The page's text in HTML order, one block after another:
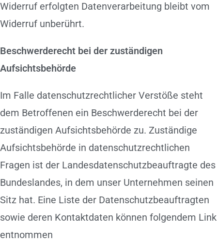
Widerruf erfolgten Datenverarbeitung bleibt vom
Widerruf unberührt.
Beschwerderecht bei der zuständigen
Aufsichtsbehörde
Im Falle datenschutzrechtlicher Verstöße steht
dem Betroffenen ein Beschwerderecht bei der
zuständigen Aufsichtsbehörde zu. Zuständige
Aufsichtsbehörde in datenschutzrechtlichen
Fragen ist der Landesdatenschutzbeauftragte des
Bundeslandes, in dem unser Unternehmen seinen
Sitz hat. Eine Liste der Datenschutzbeauftragten
sowie deren Kontaktdaten können folgendem Link
entnommen